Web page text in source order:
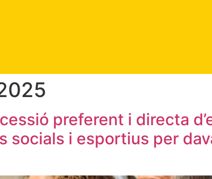
preferent i directa
socials i esportius per